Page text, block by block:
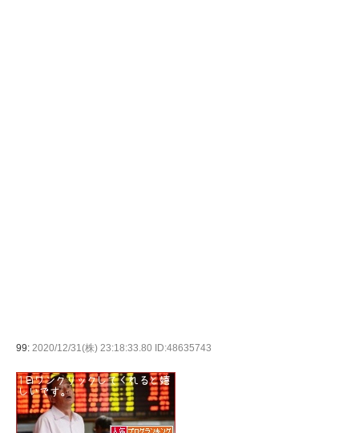
99: 2020/12/31(株) 23:18:33.80 ID:48635743